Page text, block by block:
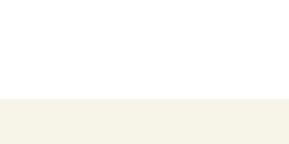
información